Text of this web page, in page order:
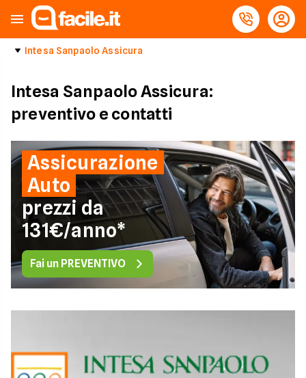
Intesa Sanpaolo Assicura
Intesa Sanpaolo Assicura:
preventivo e contatti
Assicurazione
Auto
prezzi da
131€/anno*
Fai un PREVENTIVO